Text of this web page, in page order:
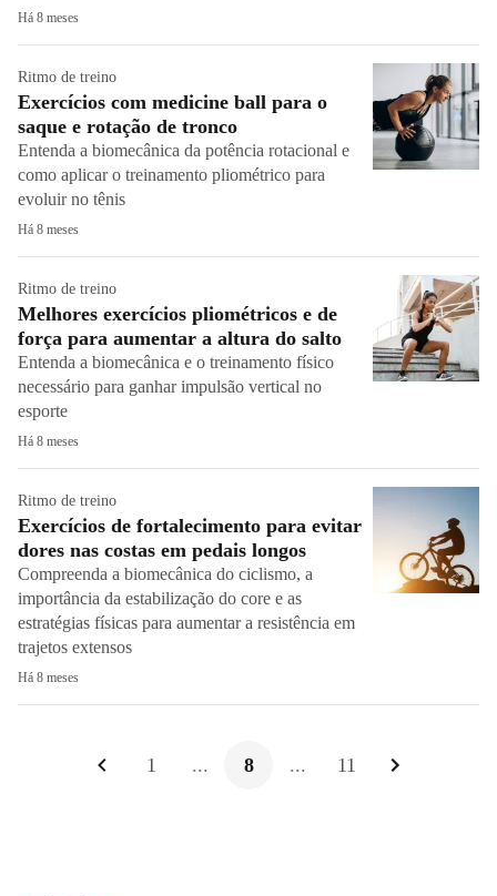
Há 8 meses
Ritmo de treino
Exercícios com medicine ball para o
saque e rotação de tronco
Entenda a biomecânica da potência rotacional e
como aplicar o treinamento pliométrico para
evoluir no tênis
Há 8 meses
Ritmo de treino
Melhores exercícios pliométricos e de
força para aumentar a altura do salto
Entenda a biomecânica e o treinamento físico
necessário para ganhar impulsão vertical no
esporte
Há 8 meses
Ritmo de treino
Exercícios de fortalecimento para evitar
dores nas costas em pedais longos
Compreenda a biomecânica do ciclismo, a
importância da estabilização do core e as
estratégias físicas para aumentar a resistência em
trajetos extensos
Há 8 meses
1 ... 8 ... 11